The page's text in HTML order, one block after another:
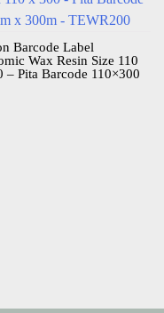
Barcode Label
Wax Resin Size 110
– Pita Barcode 110×300